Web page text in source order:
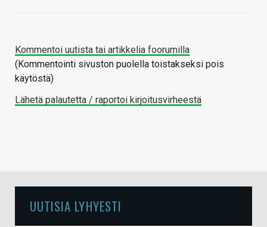
Kommentoi uutista tai artikkelia foorumilla
(Kommentointi sivuston puolella toistakseksi pois
käytöstä)
Lähetä palautetta / raportoi kirjoitusvirheestä
UUTISIA LYHYESTI